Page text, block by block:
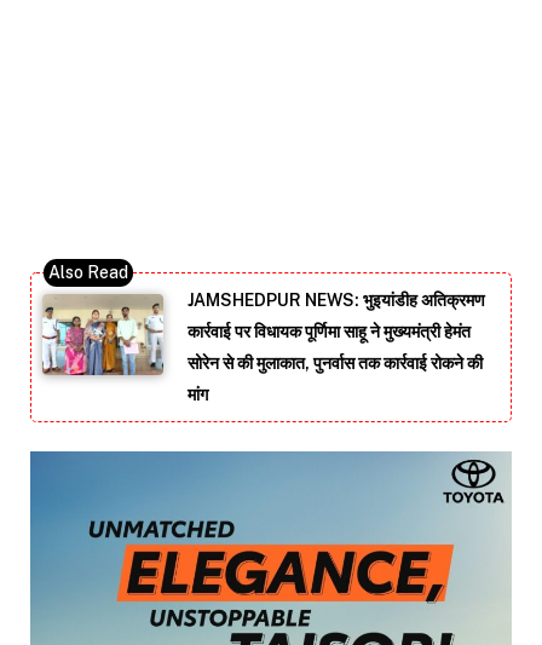
JAMSHEDPUR NEWS: भुइयांडीह अतिक्रमण
कार्रवाई पर विधायक पूर्णिमा साहू ने मुख्यमंत्री हेमंत
सोरेन से की मुलाकात, पुनर्वास तक कार्रवाई रोकने की
मांग